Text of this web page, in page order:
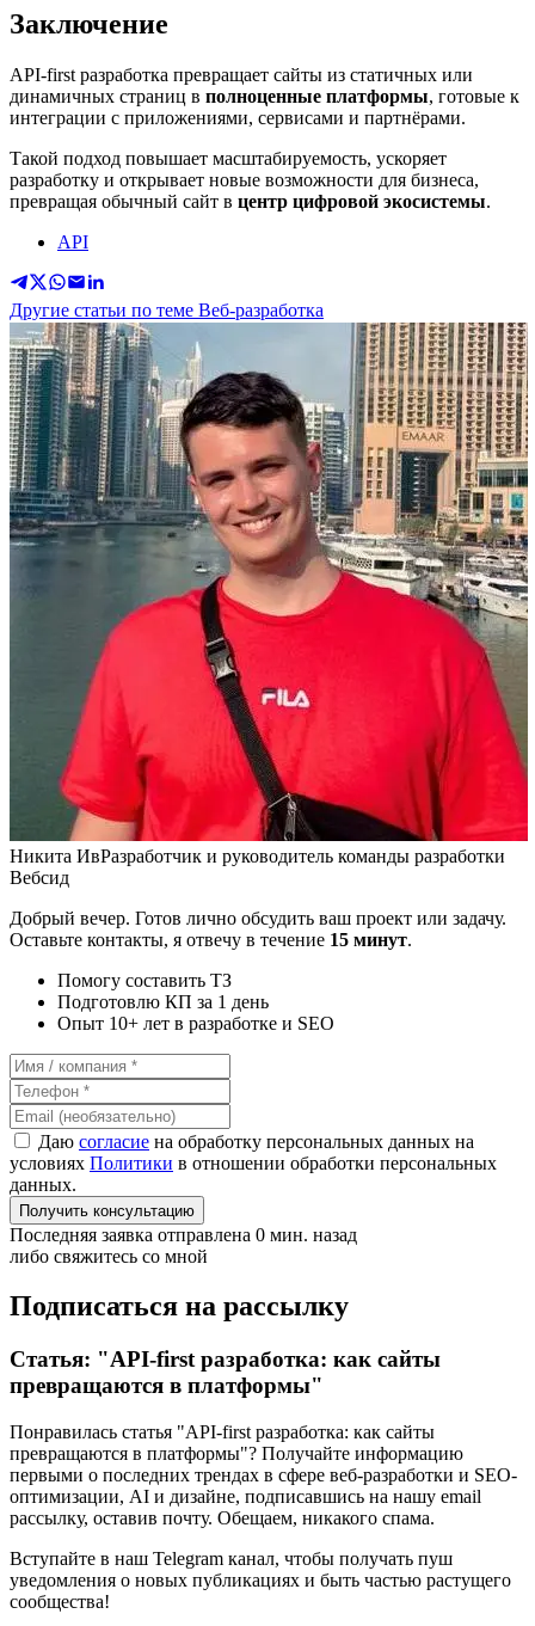
Заключение
API-first разработка превращает сайты из статичных или
динамичных страниц в полноценные платформы, готовые к
интеграции с приложениями, сервисами и партнёрами.
Такой подход повышает масштабируемость, ускоряет
разработку и открывает новые возможности для бизнеса,
превращая обычный сайт в центр цифровой экосистемы.
API
Другие статьи по теме Веб-разработка
Никита ИвРазработчик и руководитель команды разработки
Вебсид
Добрый вечер. Готов лично обсудить ваш проект или задачу.
Оставьте контакты, я отвечу в течение 15 минут.
Помогу составить ТЗ
Подготовлю КП за 1 день
Опыт 10+ лет в разработке и SEO
Даю согласие на обработку персональных данных на
условиях Политики в отношении обработки персональных
данных.
Получить консультацию
Последняя заявка отправлена 0 мин. назад
либо свяжитесь со мной
Подписаться на рассылку
Статья: "API-first разработка: как сайты
превращаются в платформы"
Понравилась статья "API-first разработка: как сайты
превращаются в платформы"? Получайте информацию
первыми о последних трендах в сфере веб-разработки и SEO-
оптимизации, AI и дизайне, подписавшись на нашу email
рассылку, оставив почту. Обещаем, никакого спама.
Вступайте в наш Telegram канал, чтобы получать пуш
уведомления о новых публикациях и быть частью растущего
сообщества!